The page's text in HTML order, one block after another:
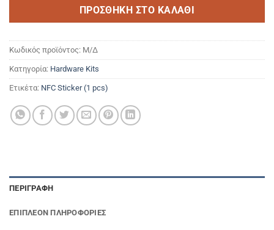
ΠΡΟΣΘΉΚΗ ΣΤΟ ΚΑΛΆΘΙ
Κωδικός προϊόντος: Μ/Δ
Κατηγορία: Hardware Kits
Ετικέτα: NFC Sticker (1 pcs)
ΠΕΡΙΓΡΑΦΉ
ΕΠΙΠΛΈΟΝ ΠΛΗΡΟΦΟΡΊΕΣ